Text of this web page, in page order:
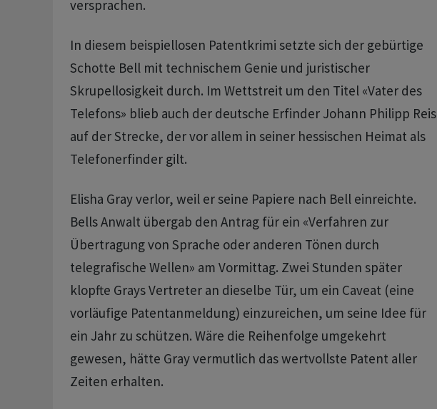
versprachen.
In diesem beispiellosen Patentkrimi setzte sich der gebürtige
Schotte Bell mit technischem Genie und juristischer
Skrupellosigkeit durch. Im Wettstreit um den Titel «Vater des
Telefons» blieb auch der deutsche Erfinder Johann Philipp Reis
auf der Strecke, der vor allem in seiner hessischen Heimat als
Telefonerfinder gilt.
Elisha Gray verlor, weil er seine Papiere nach Bell einreichte.
Bells Anwalt übergab den Antrag für ein «Verfahren zur
Übertragung von Sprache oder anderen Tönen durch
telegrafische Wellen» am Vormittag. Zwei Stunden später
klopfte Grays Vertreter an dieselbe Tür, um ein Caveat (eine
vorläufige Patentanmeldung) einzureichen, um seine Idee für
ein Jahr zu schützen. Wäre die Reihenfolge umgekehrt
gewesen, hätte Gray vermutlich das wertvollste Patent aller
Zeiten erhalten.